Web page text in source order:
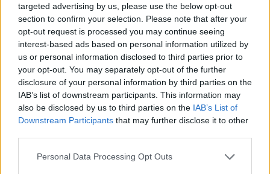
targeted advertising by us, please use the below opt-out
section to confirm your selection. Please note that after your
opt-out request is processed you may continue seeing
interest-based ads based on personal information utilized by
us or personal information disclosed to third parties prior to
your opt-out. You may separately opt-out of the further
disclosure of your personal information by third parties on the
IAB’s list of downstream participants. This information may
also be disclosed by us to third parties on the IAB’s List of
Downstream Participants that may further disclose it to other
Personal Data Processing Opt Outs
Udziwniłeś tak, że aż znudziłeś.
Sam widzisz jak to działa
Rosomack said:↑
Zalecało się też jeżdżenie bez dowodu rejestracyjnego - i co z
Nikt nie zalecał - dopuszczał, a może odpuszczał
Rosomack said:↑
O, typowa mowa nienawiści, gdzie ludziom określonej